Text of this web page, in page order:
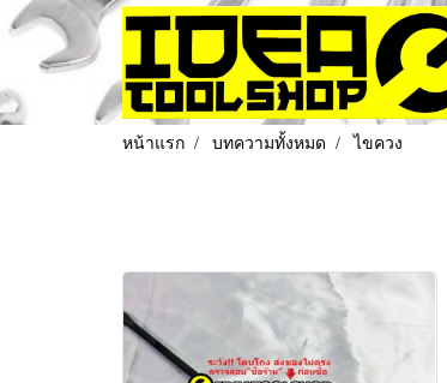
หน้าแรก บทความทั้งหมด ไขควง